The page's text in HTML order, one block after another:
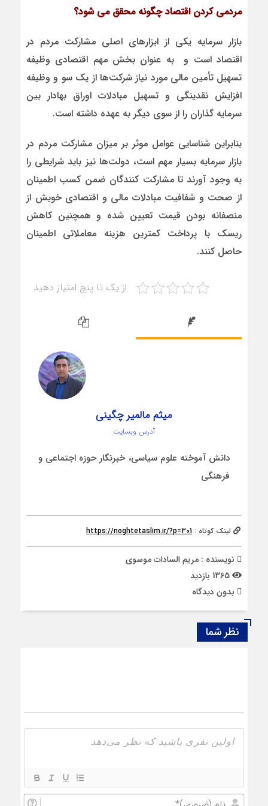
مردمی کردن اقتصاد چگونه محقق می شود؟
بازار سرمایه یکی از ابزارهای اصلی مشارکت مردم در
اقتصاد است و به عنوان بخش مهم اقتصادی وظیفه
تسهیل تأمین مالی مورد نیاز شرکت‌ها از یک سو و وظیفه
افزایش نقدینگی و تسهیل مبادلات اوراق بهادار بین
سرمایه گذاران را از سوی دیگر به عهده داشته است.
بنابراین شناسایی عوامل موثر بر میزان مشارکت مردم در
بازار سرمایه بسیار مهم است، دولت‌ها نیز باید شرایطی را
به وجود آورند تا مشارکت کنندگان ضمن کسب اطمینان
از صحت و شفافیت مبادلات مالی و اقتصادی خویش از
منصفانه بودن قیمت تعیین شده و همچنین کاهش
ریسک با پرداخت کمترین هزینه معاملاتی اطمینان
حاصل کنند.
از یک تا پنج امتیاز دهید
میثم مالمیر چگینی
آدرس وبسایت
دانش آموخته علوم سیاسی، خبرنگار حوزه اجتماعی و
فرهنگی
لینک کوتاه : https://noghtetaslim.ir/?p=301
نویسنده : مریم السادات موسوی
بدون دیدگاه
نظر شما